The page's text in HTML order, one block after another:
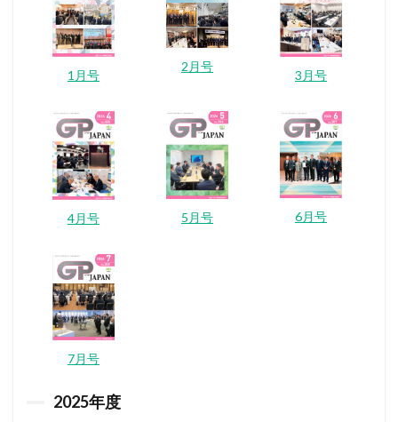
1月号
2月号
3月号
4月号 5月号 6月号
7月号
2025年度